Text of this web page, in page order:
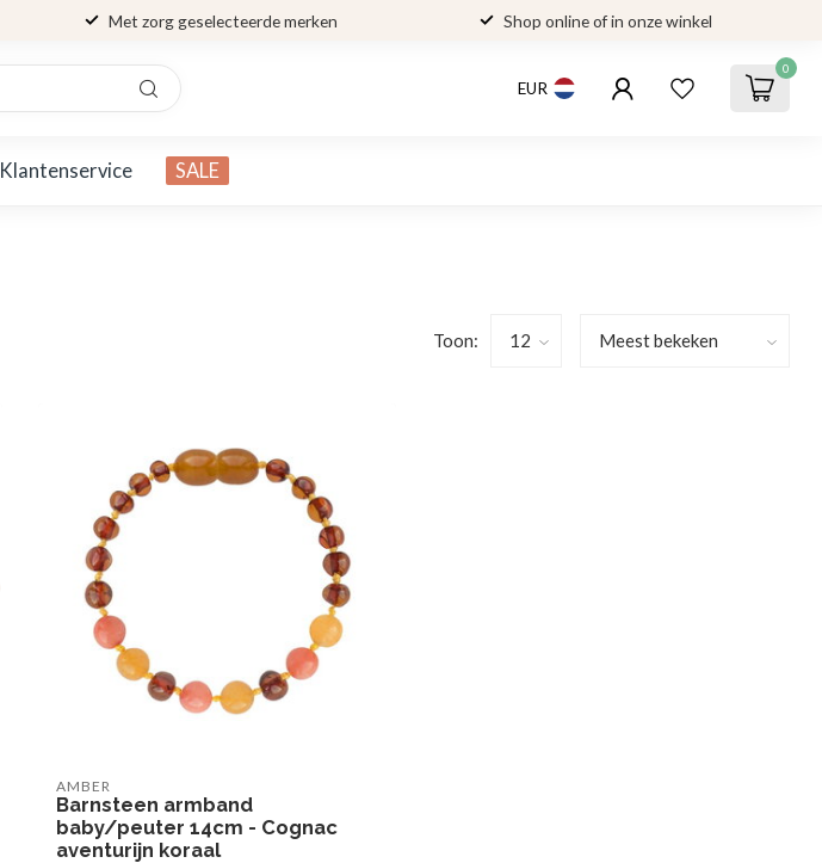
Met zorg geselecteerde merken Shop online of in onze winkel
EUR
0
Klantenservice SALE
Toon:
AMBER
Barnsteen armband
baby/peuter 14cm - Cognac
aventurijn koraal